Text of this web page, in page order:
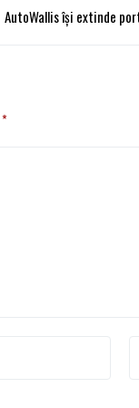
AutoWallis își extinde
*